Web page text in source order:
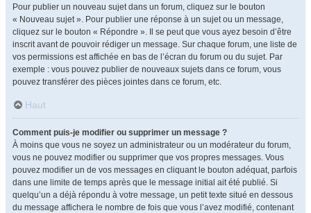
Pour publier un nouveau sujet dans un forum, cliquez sur le bouton
« Nouveau sujet ». Pour publier une réponse à un sujet ou un message,
cliquez sur le bouton « Répondre ». Il se peut que vous ayez besoin d’être
inscrit avant de pouvoir rédiger un message. Sur chaque forum, une liste de
vos permissions est affichée en bas de l’écran du forum ou du sujet. Par
exemple : vous pouvez publier de nouveaux sujets dans ce forum, vous
pouvez transférer des pièces jointes dans ce forum, etc.
Haut
Comment puis-je modifier ou supprimer un message ?
À moins que vous ne soyez un administrateur ou un modérateur du forum,
vous ne pouvez modifier ou supprimer que vos propres messages. Vous
pouvez modifier un de vos messages en cliquant le bouton adéquat, parfois
dans une limite de temps après que le message initial ait été publié. Si
quelqu’un a déjà répondu à votre message, un petit texte situé en dessous
du message affichera le nombre de fois que vous l’avez modifié, contenant